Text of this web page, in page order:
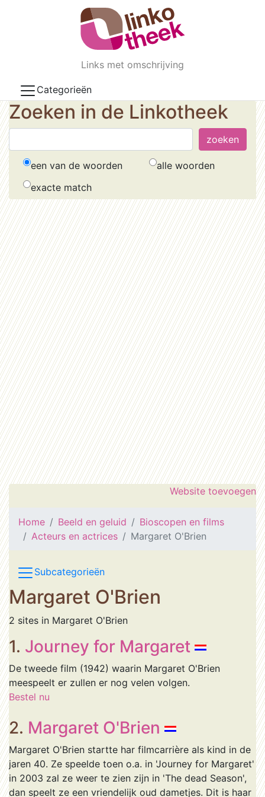
Skip to main content
Links met omschrijving
Categorieën
Zoeken in de Linkotheek
een van de woorden
alle woorden
exacte match
Website toevoegen
Home Beeld en geluid
Bioscopen en films
Acteurs en actrices
Margaret O'Brien
Subcategorieën
Margaret O'Brien
2 sites in Margaret O'Brien
1. Journey for Margaret
De tweede film (1942) waarin Margaret O'Brien
meespeelt er zullen er nog velen volgen.
Bestel nu
2. Margaret O'Brien
Margaret O'Brien startte har filmcarrière als kind in de
jaren 40. Ze speelde toen o.a. in 'Journey for Margaret'
in 2003 zal ze weer te zien zijn in 'The dead Season',
dan speelt ze een vriendelijk oud dametjes. Dit is haar